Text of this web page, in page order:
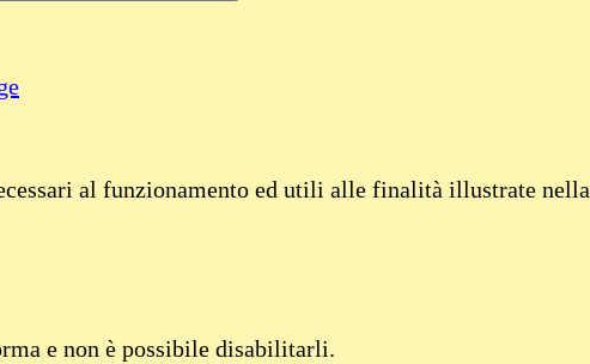
al funzionamento ed utili alle finalità illustrate nella
e non è possibile disabilitarli.